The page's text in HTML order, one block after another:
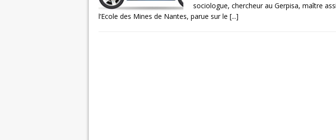
sociologue, chercheur au Gerpisa, maître
l’Ecole des Mines de Nantes, parue sur le [...]